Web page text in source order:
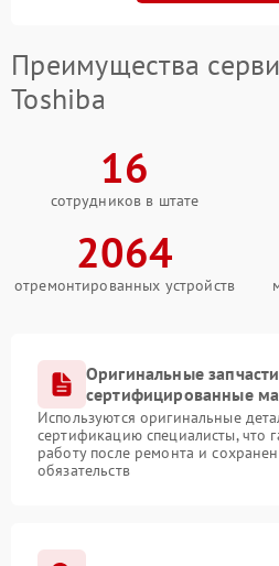
Преимущества
Toshiba
16
сотрудников в штате
2064
отремонтированных устройств
Оригинальные
сертифицированные
Используются оригинальные
сертификацию специалисты, что
работу после ремонта и
обязательств